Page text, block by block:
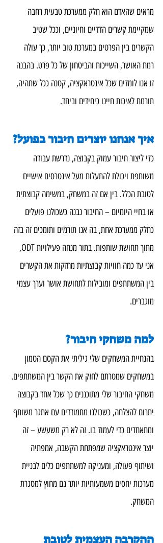
מראים שהאדם הוא חלק ממערכת טבעית רחבה
שמקיימת קשרים הדדיים וחיוניים, וככל שטיב
הקשרים בין הפרטים במערכת טוב יותר, כך עולה
רמת האושר, השייכות והביטחון של כל פרט. בהבנה
זו אנו לומדים שכל אינטראקציה, קטנה ככל שתהיה,
תורמת לאיכות חיינו כיחידים וביחד.
איך אנחנו יוצרים חיבור בפועל?
כדי ליצור חיבור עמוק בקבוצה, נדרשת עבודה
משותפת ויכולת להתעלות מעל אינטרסים אישיים
לטובת הכלל. בין אם זה במשחק, במשימה קבוצתית
או בחיי היומיום – החיבור נבנה כשכולנו פועלים
כחלק ממערכת אחת, בה אנו תורמים ותומכים זה בזה
מתוך תחושת שותפות. בתור מנחה פעילויות ODT,
אני עד כמה חוויות קבוצתיות מחזקות את הקשרים
בין המשתתפים ומובילות לתחושת אושר וערך עצמי
מוגברים.
למה משחקי חיבור?
בהנחיית המשחקים שלי גיליתי את הקסם הטמון
במשחקים שמטרתם לחזק את הקשר בין המשתתפים.
משחקי החיבור שלי מתוכננים כך שכל אחד בקבוצה
יתרום להצלחה, כשכולנו מתמודדים עם אתגר משותף
ומתאחדים כדי לעמוד בו. זה לא רק משעשע – זה
יוצר אינטראקציה שמפתחת הקשבה, אמפתיה
ושיתוף פעולה, ומעניקה למשתתפים כלים לבניית
מערכות יחסים משמעותיות יותר גם מחוץ למסגרת
המשחק.
ההקרבה העצמית לטובת